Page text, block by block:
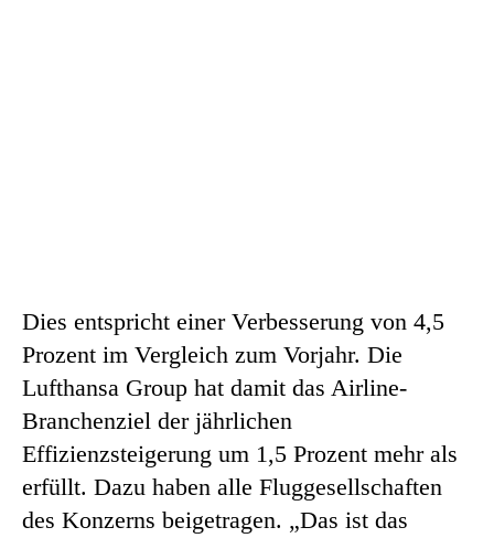
Dies entspricht einer Verbesserung von 4,5
Prozent im Vergleich zum Vorjahr. Die
Lufthansa Group hat damit das Airline-
Branchenziel der jährlichen
Effizienzsteigerung um 1,5 Prozent mehr als
erfüllt. Dazu haben alle Fluggesellschaften
des Konzerns beigetragen. „Das ist das